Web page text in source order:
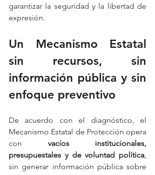
garantizar la seguridad y la libertad de
expresión.
Un Mecanismo Estatal
sin recursos, sin
información pública y sin
enfoque preventivo
De acuerdo con el diagnóstico, el
Mecanismo Estatal de Protección opera
con vacíos institucionales,
presupuestales y de voluntad política,
sin generar información pública sobre